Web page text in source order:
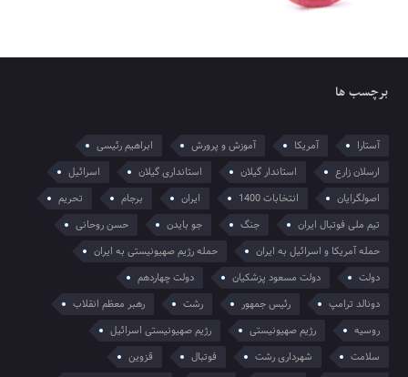
برچسب ها
آستارا آمریکا آموزش و پرورش
ابراهیم رئیسی
ارسلان زارع
استاندار گیلان استانداری گیلان
اسرائیل
اصولگرایان
انتخابات 1400 ایران برجام
تحریم
تیم ملی فوتبال ایران
جنگ جو بایدن
حسن روحانی
حمله آمریکا و اسرائیل به ایران
حمله رژیم صهیونیستی به ایران
دولت
دولت مسعود پزشکیان
دولت چهاردهم
دونالد ترامپ
رئیس جمهور رشت
رهبر معظم انقلاب
روسیه
رژیم صهیونیستی
رژیم صهیونیستی اسرائیل
سلامت
شهرداری رشت فوتبال
قزوین